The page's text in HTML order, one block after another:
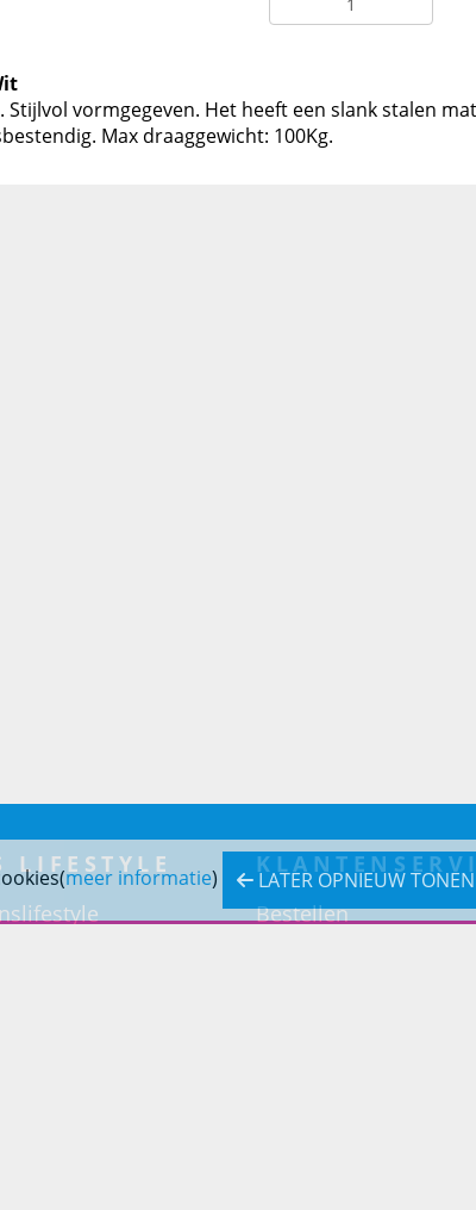
vormgegeven. Het heeft een slank stalen
Max draaggewicht: 100Kg.
meer informatie) LATER OPNIEUW TONEN
LIFESTYLE
Bestellen